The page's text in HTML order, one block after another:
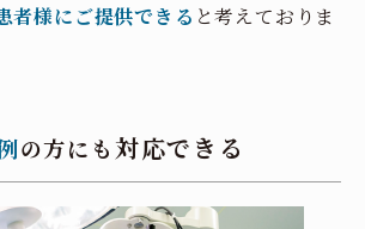
者様にご提供できる と考えておりま
の方にも対応できる